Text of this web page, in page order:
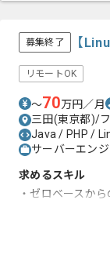
募集終了 【
リモートOK
〜70万円／月
三田(東京都)/
Java / PHP /
サーバーエン
求めるスキル
・ゼロベースか